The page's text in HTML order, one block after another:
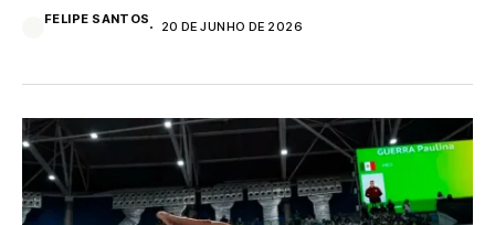
FELIPE SANTOS
20 DE JUNHO DE 2026